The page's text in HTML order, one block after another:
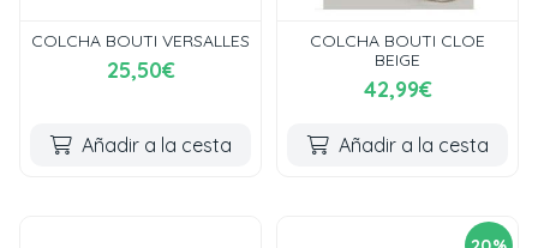
COLCHA BOUTI VERSALLES
25,50€
Añadir a la cesta
COLCHA BOUTI CLOE
BEIGE
42,99€
Añadir a la cesta